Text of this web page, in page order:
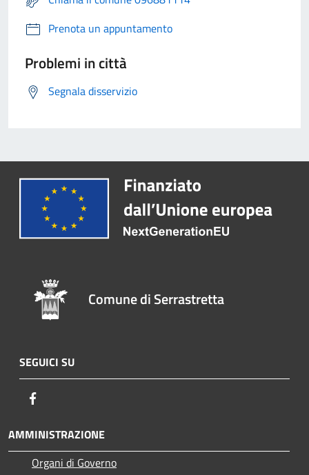
Prenota un appuntamento
Problemi in città
Segnala disservizio
Comune di Serrastretta
SEGUICI SU
AMMINISTRAZIONE
Organi di Governo